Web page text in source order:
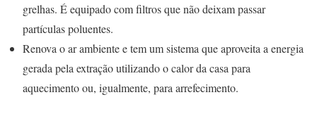
grelhas. É equipado com filtros que não deixam passar
partículas poluentes.
Renova o ar ambiente e tem um sistema que aproveita a energia
gerada pela extração utilizando o calor da casa para
aquecimento ou, igualmente, para arrefecimento.